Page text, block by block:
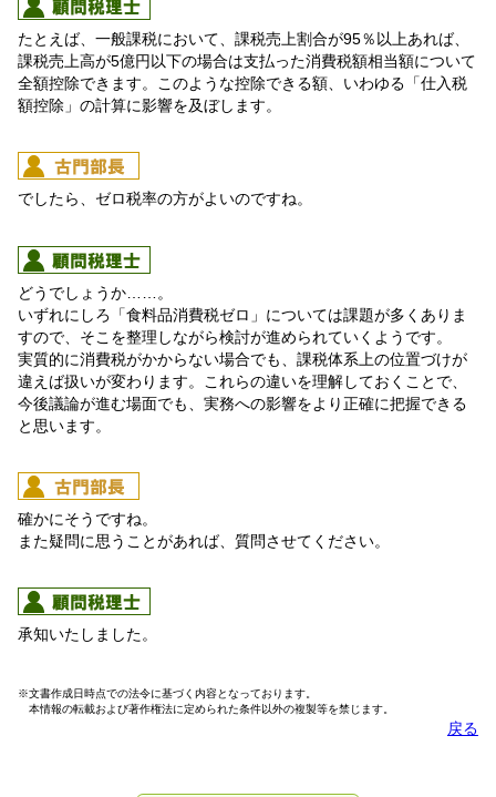
たとえば、一般課税において、課税売上割合が95％以上あれば、
課税売上高が5億円以下の場合は支払った消費税額相当額について
全額控除できます。このような控除できる額、いわゆる「仕入税
額控除」の計算に影響を及ぼします。
でしたら、ゼロ税率の方がよいのですね。
どうでしょうか……。
いずれにしろ「食料品消費税ゼロ」については課題が多くありま
すので、そこを整理しながら検討が進められていくようです。
実質的に消費税がかからない場合でも、課税体系上の位置づけが
違えば扱いが変わります。これらの違いを理解しておくことで、
今後議論が進む場面でも、実務への影響をより正確に把握できる
と思います。
確かにそうですね。
また疑問に思うことがあれば、質問させてください。
承知いたしました。
※文書作成日時点での法令に基づく内容となっております。
本情報の転載および著作権法に定められた条件以外の複製等を禁じます。
戻る